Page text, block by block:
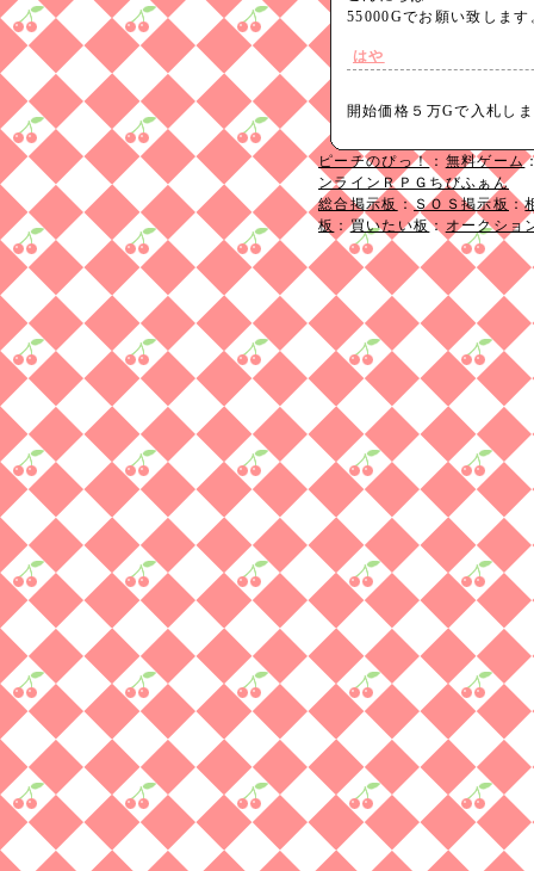
55000Gでお願い致しま
はや
開始価格５万Gで入札
ピーチのぴっ！ ： 無料ゲーム
ンラインＲＰＧちびふぁん
総合掲示板 ：ＳＯＳ掲示板 ：
板 ：買いたい板： オークショ